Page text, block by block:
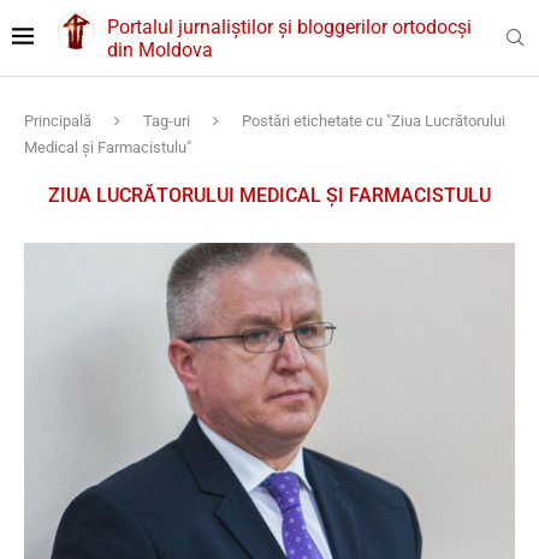
Portalul jurnaliștilor și bloggerilor ortodocși
din Moldova
Principală Tag-uri
Postări etichetate cu "Ziua Lucrătorului
Medical și Farmacistulu"
ZIUA LUCRĂTORULUI MEDICAL ȘI FARMACISTULU